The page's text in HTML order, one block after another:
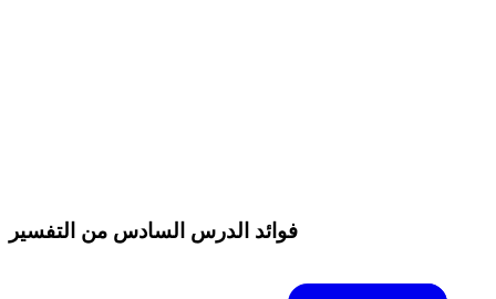
فوائد الدرس السادس من التفسير